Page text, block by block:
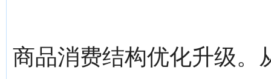
商品消费结构优化升级。